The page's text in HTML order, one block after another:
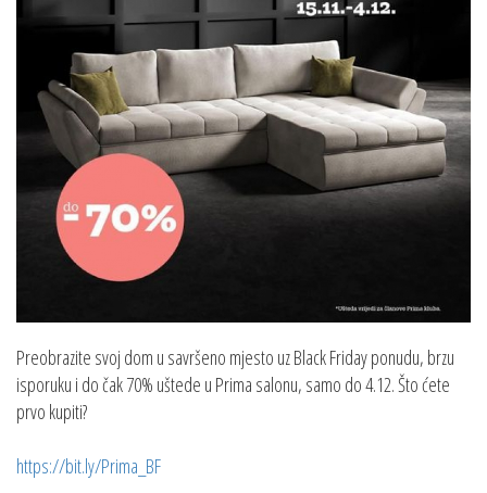
Preobrazite svoj dom u savršeno mjesto uz Black Friday ponudu, brzu
isporuku i do čak 70% uštede u Prima salonu, samo do 4.12. Što ćete
prvo kupiti?
https://bit.ly/Prima_BF